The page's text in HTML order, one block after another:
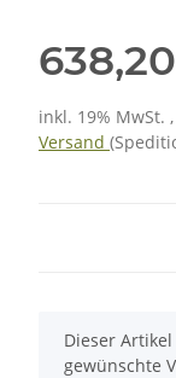
inkl. 19% MwSt.
Versand
x
Dieser
gewünschte